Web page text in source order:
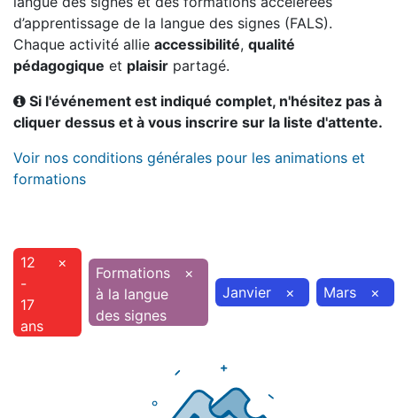
d’apprentissage de la langue des signes (FALS).
Chaque activité allie accessibilité, qualité
pédagogique et plaisir partagé.
Si l'événement est indiqué complet, n'hésitez pas à
cliquer dessus et à vous inscrire sur la liste d'attente.
Voir nos conditions générales pour les animations et
formations
12
-
17
ans
×
Formations
à la langue
des signes
×
Janvier
× Mars ×